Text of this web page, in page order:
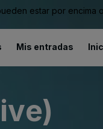
estar por encima
Mis entradas